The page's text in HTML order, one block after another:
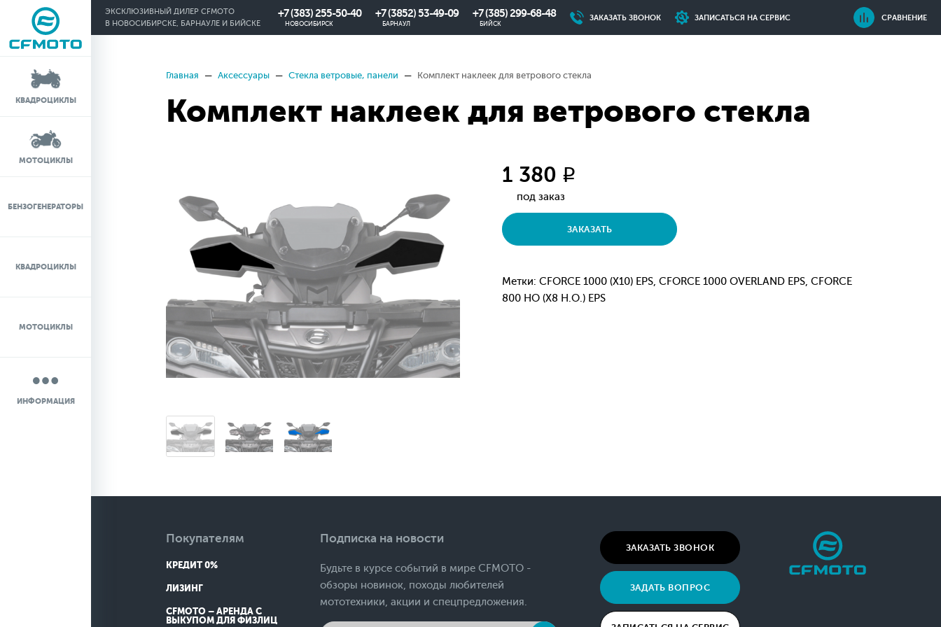
ЭКСКЛЮЗИВНЫЙ ДИЛЕР CFMOTO
В НОВОСИБИРСКЕ, БАРНАУЛЕ И БИЙСКЕ
+7 (383) 255-50-40
НОВОСИБИРСК
+7 (3852) 53-49-09
БАРНАУЛ
+7 (385) 299-68-48
БИЙСК
ЗАКАЗАТЬ ЗВОНОК ЗАПИСАТЬСЯ НА СЕРВИС СРАВНЕНИЕ
КВАДРОЦИКЛЫ
МОТОЦИКЛЫ
БЕНЗОГЕНЕРАТОРЫ
КВАДРОЦИКЛЫ
МОТОЦИКЛЫ
ИНФОРМАЦИЯ
0%
IN
Главная Аксессуары Стекла ветровые, панели Комплект наклеек для ветрового стекла
Комплект наклеек для ветрового стекла
1 380 q
под заказ
ЗАКАЗАТЬ
Метки: CFORCE 1000 (X10) EPS, CFORCE 1000 OVERLAND EPS, CFORCE
800 HO (X8 H.O.) EPS
Покупателям
КРЕДИТ 0%
ЛИЗИНГ
CFMOTO – АРЕНДА С
ВЫКУПОМ ДЛЯ ФИЗЛИЦ
Подписка на новости
Будьте в курсе событий в мире CFMOTO -
обзоры новинок, походы любителей
мототехники, акции и спецпредложения.
ЗАКАЗАТЬ ЗВОНОК
ЗАДАТЬ ВОПРОС